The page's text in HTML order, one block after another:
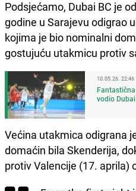
Podsjećamo, Dubai BC je
godine u Sarajevu odigrao
kojima je bio nominalni
gostujuću utakmicu protiv
10.05.26. 22:46
vodio
Većina utakmica odigrana
domaćin bila Skenderija,
protiv Valencije (17. aprila)